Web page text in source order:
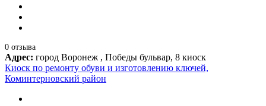
0 отзыва
Адрес: город Воронеж , Победы бульвар, 8 киоск
Киоск по ремонту обуви и изготовлению ключей,
Коминтерновский район